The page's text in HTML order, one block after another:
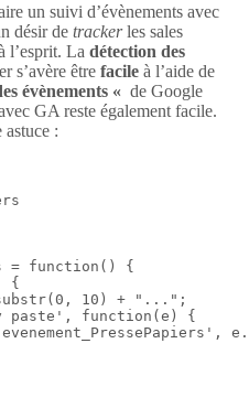
un suivi d’évènements avec
désir de trackerles sales
l’esprit. La détection des
s’avère être facile à l’aide de
évènements « de Google
GA reste également facile.
:
= function() {
{
10) + "...";
paste', function(e) {